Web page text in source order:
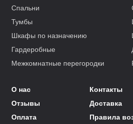
Спальни
Тумбы
Шкафы по назначению
Гардеробные
Межкомнатные перегородки
О нас
Контакты
Отзывы
Доставка
Оплата
Правила